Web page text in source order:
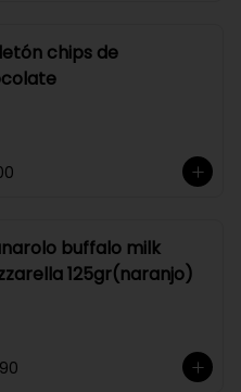
chips de
buffalo milk
125gr(naranjo)